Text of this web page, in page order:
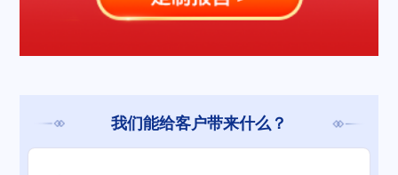
我们能给客户带来什么？